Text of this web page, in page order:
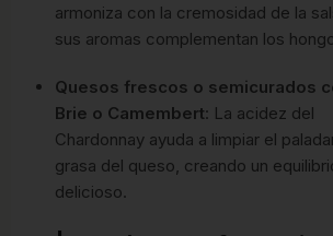
armoniza con la cremosidad de la
sus aromas complementan los
Quesos frescos o semicurados
Brie o Camembert: La acidez del
Chardonnay ayuda a limpiar el
grasa del queso, creando un
delicioso.